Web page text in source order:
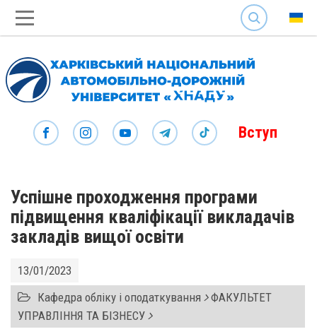
SEARCH
Вступ
Успішне проходження програми
підвищення кваліфікації викладачів
закладів вищої освіти
13/01/2023
Кафедра обліку і оподаткування ФАКУЛЬТЕТ
УПРАВЛІННЯ ТА БІЗНЕСУ